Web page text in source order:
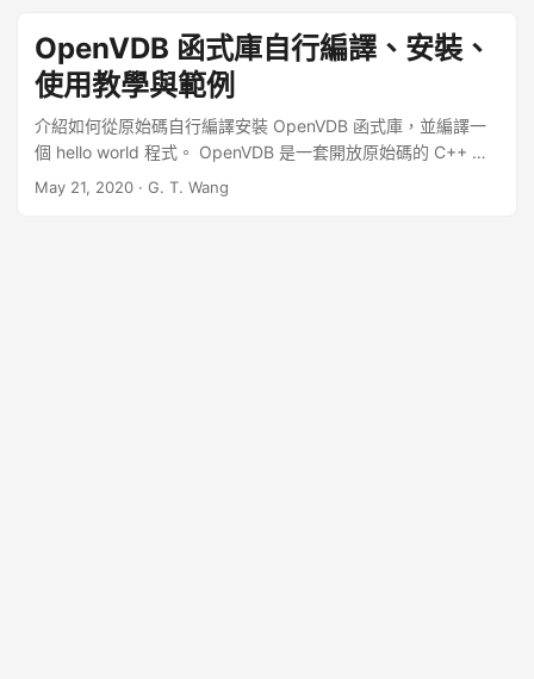
cmake-3.17.3 ./configure make -j8 && sudo make install 安
裝編譯用系統套件 安裝一些編譯 OpenImageIO 所需的系統套
件： ...
OpenVDB 函式庫自行編譯、安裝、
使用教學與範例
介紹如何從原始碼自行編譯安裝 OpenVDB 函式庫，並編譯一
個 hello world 程式。 OpenVDB 是一套開放原始碼的 C++ 函
式庫，提供高效能的三維立體資料（volumetric data）儲存結
May 21, 2020 · G. T. Wang